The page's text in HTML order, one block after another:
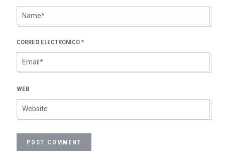
CORREO ELECTRÓNICO *
WEB